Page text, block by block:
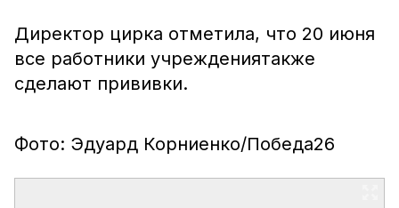
Директор цирка отметила, что 20 июня
все работники учреждениятакже
сделают прививки.
Фото: Эдуард Корниенко/Победа26